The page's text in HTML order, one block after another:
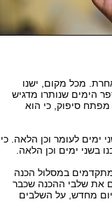
מכל מקום, ישנו
הימים שנותרו מדגיש
סיפוק, כי הוא
ימים לעומר וכן הלאה. כי
בשני ימים וכן הלאה.
במסלול הכנה
את שלבי ההכנה שכבר
מחדש, על השלבים